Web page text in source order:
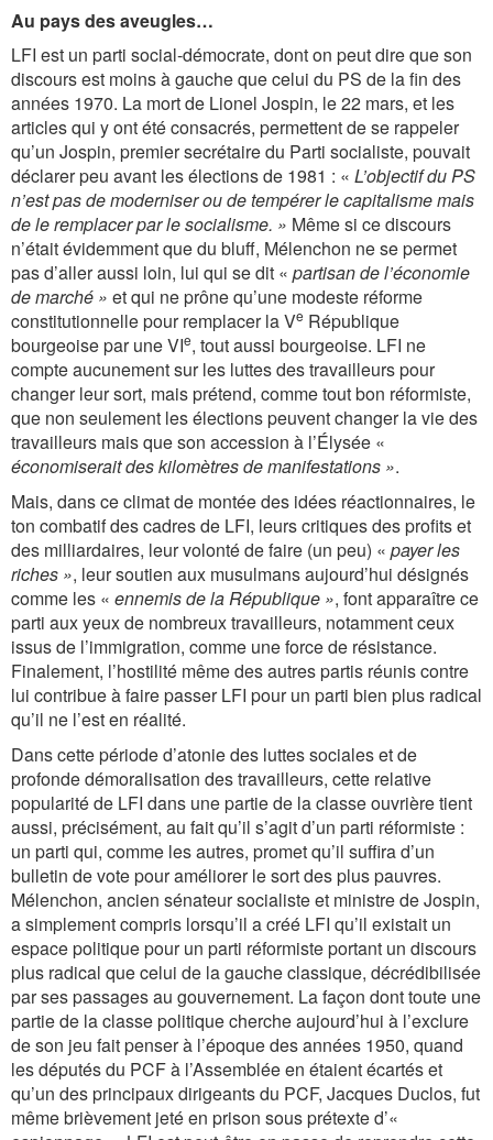
Au pays des aveugles…
LFI est un parti social-démocrate, dont on peut dire que son
discours est moins à gauche que celui du PS de la fin des
années 1970. La mort de Lionel Jospin, le 22 mars, et les
articles qui y ont été consacrés, permettent de se rappeler
qu’un Jospin, premier secrétaire du Parti socialiste, pouvait
déclarer peu avant les élections de 1981 : « L’objectif du PS
n’est pas de moderniser ou de tempérer le capitalisme mais
de le remplacer par le socialisme. » Même si ce discours
n’était évidemment que du bluff, Mélenchon ne se permet
pas d’aller aussi loin, lui qui se dit « partisan de l’économie
de marché » et qui ne prône qu’une modeste réforme
constitutionnelle pour remplacer la Ve République
bourgeoise par une VIe, tout aussi bourgeoise. LFI ne
compte aucunement sur les luttes des travailleurs pour
changer leur sort, mais prétend, comme tout bon réformiste,
que non seulement les élections peuvent changer la vie des
travailleurs mais que son accession à l’Élysée «
économiserait des kilomètres de manifestations ».
Mais, dans ce climat de montée des idées réactionnaires, le
ton combatif des cadres de LFI, leurs critiques des profits et
des milliardaires, leur volonté de faire (un peu) « payer les
riches », leur soutien aux musulmans aujourd’hui désignés
comme les « ennemis de la République », font apparaître ce
parti aux yeux de nombreux travailleurs, notamment ceux
issus de l’immigration, comme une force de résistance.
Finalement, l’hostilité même des autres partis réunis contre
lui contribue à faire passer LFI pour un parti bien plus radical
qu’il ne l’est en réalité.
Dans cette période d’atonie des luttes sociales et de
profonde démoralisation des travailleurs, cette relative
popularité de LFI dans une partie de la classe ouvrière tient
aussi, précisément, au fait qu’il s’agit d’un parti réformiste :
un parti qui, comme les autres, promet qu’il suffira d’un
bulletin de vote pour améliorer le sort des plus pauvres.
Mélenchon, ancien sénateur socialiste et ministre de Jospin,
a simplement compris lorsqu’il a créé LFI qu’il existait un
espace politique pour un parti réformiste portant un discours
plus radical que celui de la gauche classique, décrédibilisée
par ses passages au gouvernement. La façon dont toute une
partie de la classe politique cherche aujourd’hui à l’exclure
de son jeu fait penser à l’époque des années 1950, quand
les députés du PCF à l’Assemblée en étaient écartés et
qu’un des principaux dirigeants du PCF, Jacques Duclos, fut
même brièvement jeté en prison sous prétexte d’«